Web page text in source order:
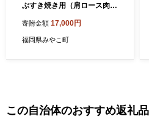
ぶすき焼き用（肩ロース肉・
毛和牛 お取り寄せグルメ お
取り寄せ 福岡 お土産 九州 福
寄附金額 17,000円
福岡県みやこ町
この自治体のおすすめ返礼品